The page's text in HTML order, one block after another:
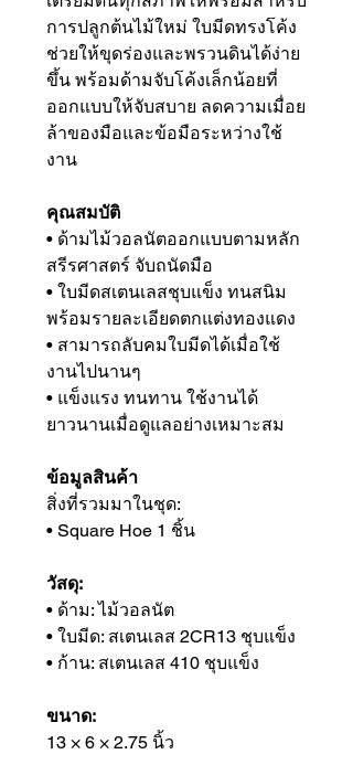
การปลูกต้นไม้ใหม่ ใบมีดทรงโค้ง
ช่วยให้ขุดร่องและพรวนดินได้ง่าย
ขึ้น พร้อมด้ามจับโค้งเล็กน้อยที่
ออกแบบให้จับสบาย ลดความเมื่อย
ล้าของมือและข้อมือระหว่างใช้
งาน
คุณสมบัติ
• ด้ามไม้วอลนัตออกแบบตามหลัก
สรีรศาสตร์ จับถนัดมือ
• ใบมีดสเตนเลสชุบแข็ง ทนสนิม
พร้อมรายละเอียดตกแต่งทองแดง
• สามารถลับคมใบมีดได้เมื่อใช้
งานไปนานๆ
• แข็งแรง ทนทาน ใช้งานได้
ยาวนานเมื่อดูแลอย่างเหมาะสม
ข้อมูลสินค้า
สิ่งที่รวมมาในชุด:
• Square Hoe 1 ชิ้น
วัสดุ:
• ด้าม: ไม้วอลนัต
• ใบมีด: สเตนเลส 2CR13 ชุบแข็ง
• ก้าน: สเตนเลส 410 ชุบแข็ง
ขนาด:
13 × 6 × 2.75 นิ้ว